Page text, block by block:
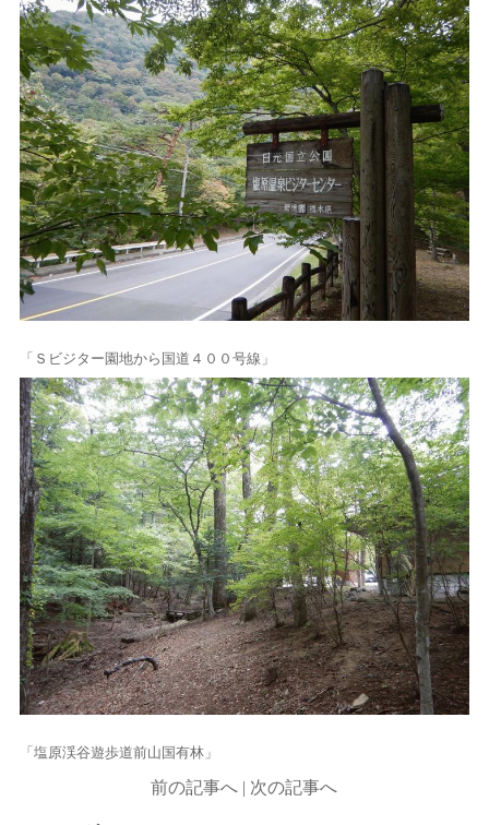
「Ｓビジター園地から国道４００号線」
「塩原渓谷遊歩道前山国有林」
前の記事へ | 次の記事へ